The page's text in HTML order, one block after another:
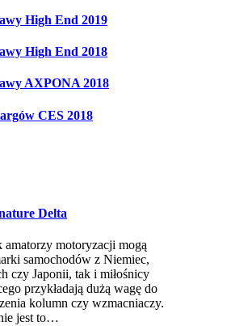
High End 2019
High End 2018
AXPONA 2018
CES 2018
Delta
amatorzy motoryzacji mogą
samochodów z Niemiec,
czy Japonii, tak i miłośnicy
przykładają dużą wagę do
kolumn czy wzmacniaczy.
jest to…